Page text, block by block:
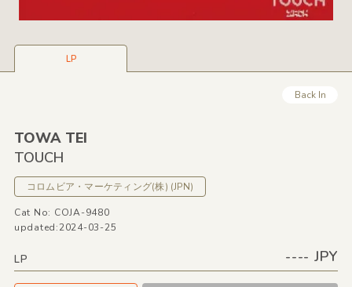
LP
Back In
TOWA TEI
TOUCH
コロムビア・マーケティング(株) (JPN)
Cat No: COJA-9480
updated:2024-03-25
LP ---- JPY